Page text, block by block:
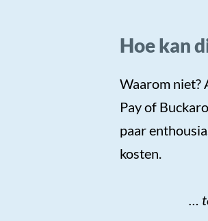
Hoe kan
Waarom niet?
Pay of
paar
kosten.
…